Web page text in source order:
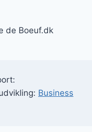
de Boeuf.dk
Business